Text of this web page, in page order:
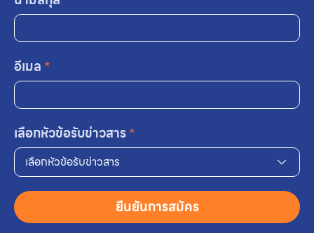
อีเมล *
เลือกหัวข้อรับข่าวสาร*
เลือกหัวข้อรับข่าวสาร
ยืนยันการสมัคร